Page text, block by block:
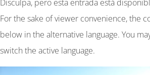
Disculpa, pero esta entrada está
For the sake of viewer convenience, the
below in the alternative language. You
switch the active language.